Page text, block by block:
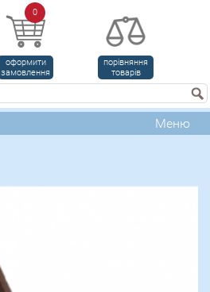
0
оформити
замовлення
порівняння
товарів
Меню